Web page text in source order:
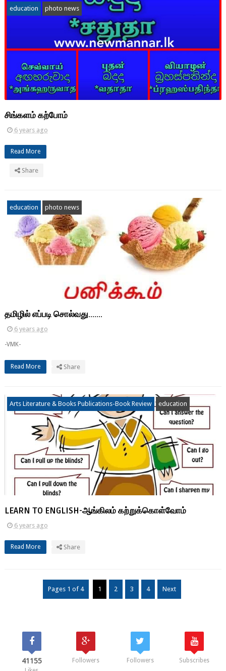
education photo news
சிங்களம் கற்போம்
6 years ago
Read More
Share
education photo news
தமிழில் எப்படி சொல்வது.......
6 years ago
-VMK-
Read More Share
Arts Literature & Books Publications-Book Review education
LEARN TO ENGLISH-ஆங்கிலம் கற்றுக்கொள்வோம்
6 years ago
Read More Share
Pages 1 of 4 1 2 3 4 Next
41155 Followers Followers Subscribes